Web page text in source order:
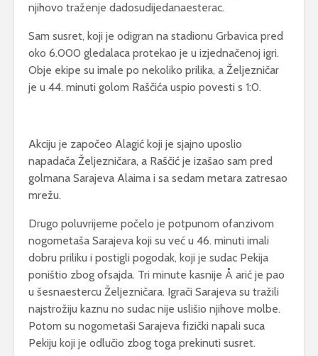
njihovo traženje dadosudijedanaesterac.
Sam susret, koji je odigran na stadionu Grbavica pred
oko 6.000 gledalaca protekao je u izjednačenoj igri.
Obje ekipe su imale po nekoliko prilika, a Željezničar
je u 44. minuti golom Raščića uspio povesti s 1:0.
Akciju je započeo Alagić koji je sjajno uposlio
napadača Željezničara, a Raščić je izašao sam pred
golmana Sarajeva Alaima i sa sedam metara zatresao
mrežu.
Drugo poluvrijeme počelo je potpunom ofanzivom
nogometaša Sarajeva koji su već u 46. minuti imali
dobru priliku i postigli pogodak, koji je sudac Pekija
poništio zbog ofsajda. Tri minute kasnije Å arić je pao
u šesnaestercu Željezničara. Igrači Sarajeva su tražili
najstrožiju kaznu no sudac nije uslišio njihove molbe.
Potom su nogometaši Sarajeva fizički napali suca
Pekiju koji je odlučio zbog toga prekinuti susret.